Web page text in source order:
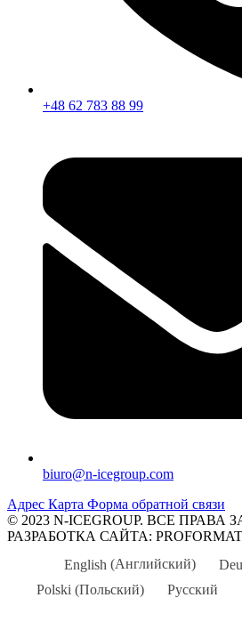
+48 62 783 88 99
biuro@n-icegroup.com
Адрес Карта Форма обратной связи
© 2023 N-ICEGROUP. ВСЕ
РАЗРАБОТКА САЙТА: PROFORMAT
English (Английский)
Polski (Польский) Русский